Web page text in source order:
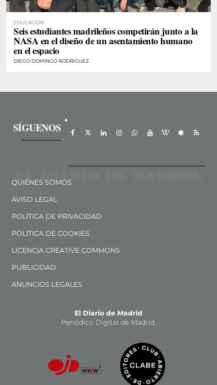
EDUCACIÓN
Seis estudiantes madrileños competirán junto a la
NASA en el diseño de un asentamiento humano
en el espacio
DIEGO DOMINGO RODRÍGUEZ
SÍGUENOS
QUIÉNES SOMOS
AVISO LEGAL
POLÍTICA DE PRIVACIDAD
POLÍTICA DE COOKIES
LICENCIA CREATIVE COMMONS
PUBLICIDAD
ANUNCIOS LEGALES
El Diario de Madrid
Periódico Digital de Madrid.